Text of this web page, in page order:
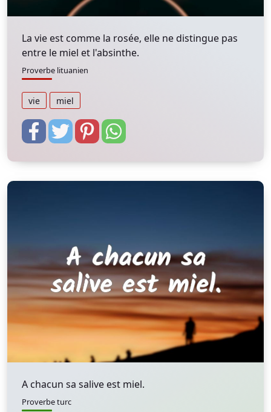
La vie est comme la rosée, elle ne distingue pas
entre le miel et l'absinthe.
Proverbe lituanien
vie miel
A chacun sa salive est miel.
Proverbe turc